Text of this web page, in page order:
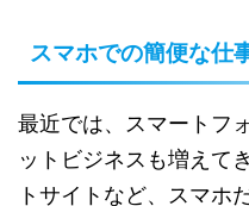
スマホでの簡便な仕
最近では、スマートフ
ットビジネスも増えて
トサイトなど、スマホ